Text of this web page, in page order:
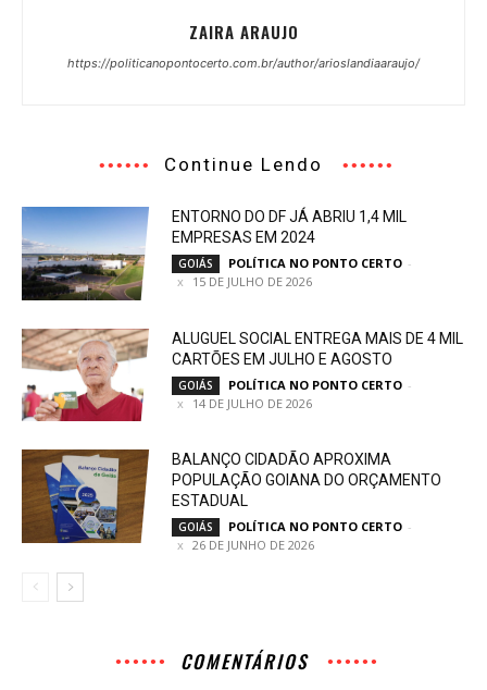
ZAIRA ARAUJO
https://politicanopontocerto.com.br/author/arioslandiaaraujo/
Continue Lendo
ENTORNO DO DF JÁ ABRIU 1,4 MIL
EMPRESAS EM 2024
GOIÁS POLÍTICA NO PONTO CERTO -
15 DE JULHO DE 2026
ALUGUEL SOCIAL ENTREGA MAIS DE 4 MIL
CARTÕES EM JULHO E AGOSTO
GOIÁS POLÍTICA NO PONTO CERTO -
14 DE JULHO DE 2026
BALANÇO CIDADÃO APROXIMA
POPULAÇÃO GOIANA DO ORÇAMENTO
ESTADUAL
GOIÁS POLÍTICA NO PONTO CERTO -
26 DE JUNHO DE 2026
COMENTÁRIOS